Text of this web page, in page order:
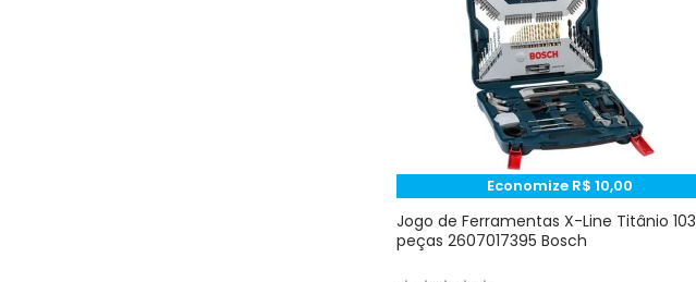
Economize R$ 10,00
Jogo de Ferramentas X-Line Titânio 103
peças 2607017395 Bosch